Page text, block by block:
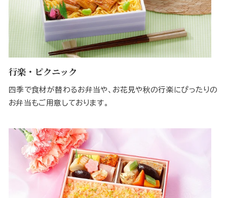
行楽・ピクニック
四季で食材が替わるお弁当や、お花見や秋の行楽にぴったりの
お弁当もご用意しております。